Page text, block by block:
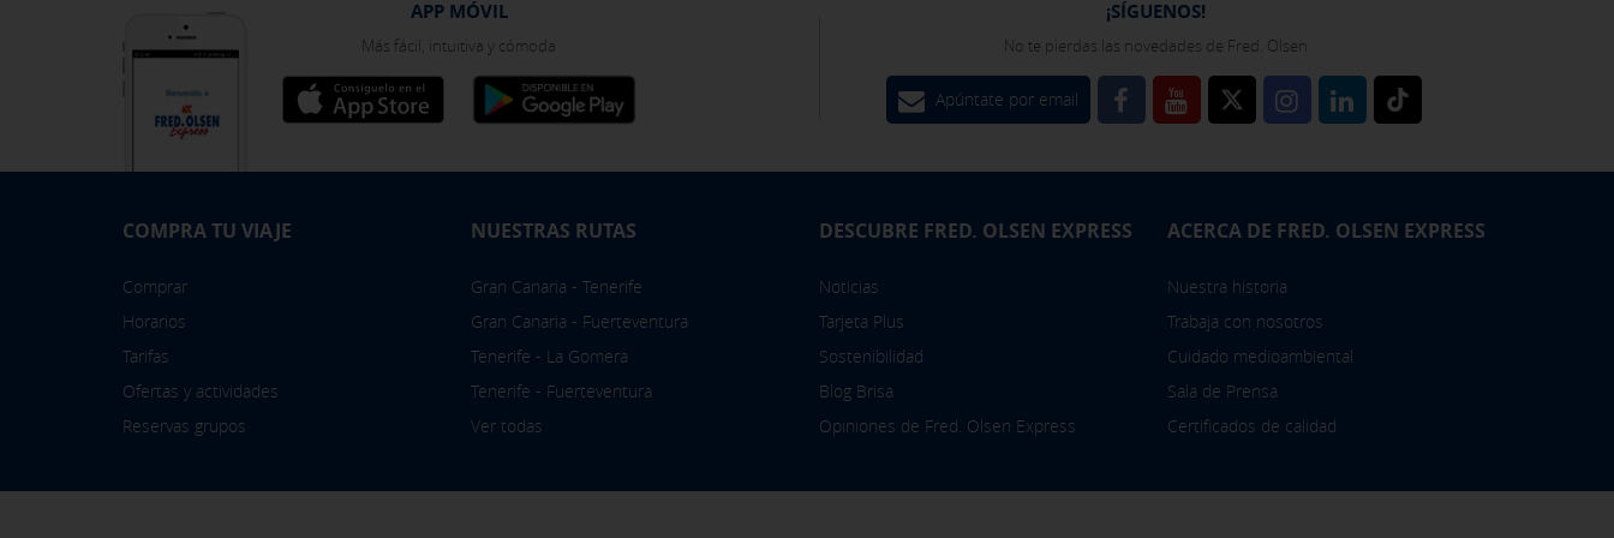
APP MÓVIL
Más fácil, intuitiva y cómoda
¡SÍGUENOS!
No te pierdas las novedades de Fred. Olsen
Apúntate por email
COMPRA TU VIAJE
Comprar
Horarios
Tarifas
Ofertas y actividades
Reservas grupos
NUESTRAS RUTAS
Gran Canaria - Tenerife
Gran Canaria - Fuerteventura
Tenerife - La Gomera
Tenerife - Fuerteventura
Ver todas
DESCUBRE FRED. OLSEN EXPRESS
Noticias
Tarjeta Plus
Sostenibilidad
Blog Brisa
Opiniones de Fred. Olsen Express
ACERCA DE FRED. OLSEN EXPRESS
Nuestra historia
Trabaja con nosotros
Cuidado medioambiental
Sala de Prensa
Certificados de calidad